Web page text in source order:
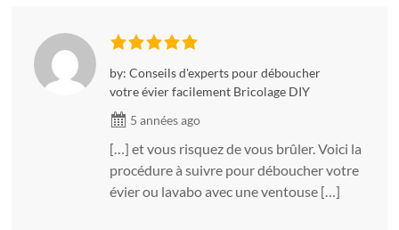
by: Conseils d'experts pour déboucher
votre évier facilement Bricolage DIY
5 années ago
[…] et vous risquez de vous brûler. Voici la
procédure à suivre pour déboucher votre
évier ou lavabo avec une ventouse […]